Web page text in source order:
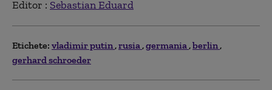
Editor : Sebastian Eduard
Etichete: vladimir putin rusia germania berlin
gerhard schroeder